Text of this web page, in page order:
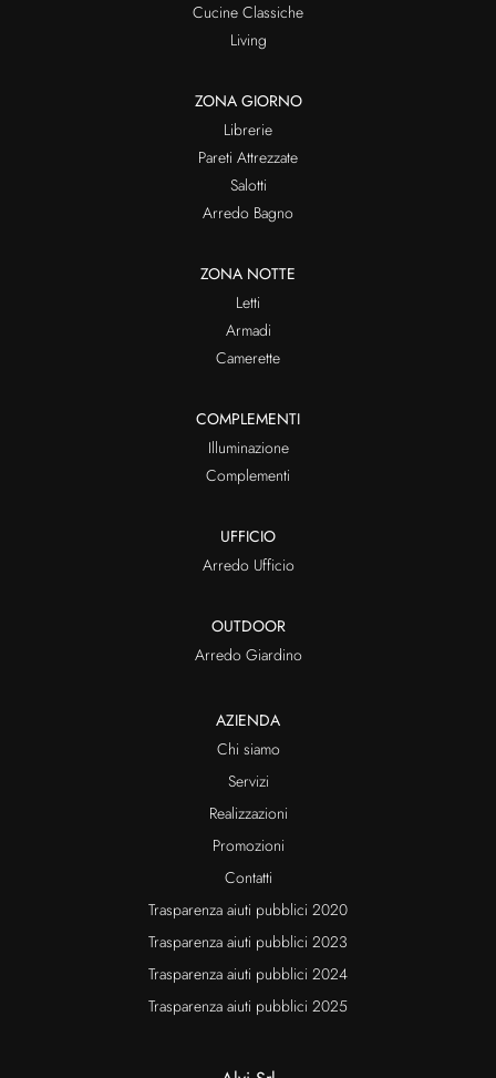
Cucine Classiche
Living
ZONA GIORNO
Librerie
Pareti Attrezzate
Salotti
Arredo Bagno
ZONA NOTTE
Letti
Armadi
Camerette
COMPLEMENTI
Illuminazione
Complementi
UFFICIO
Arredo Ufficio
OUTDOOR
Arredo Giardino
AZIENDA
Chi siamo
Servizi
Realizzazioni
Promozioni
Contatti
Trasparenza aiuti pubblici 2020
Trasparenza aiuti pubblici 2023
Trasparenza aiuti pubblici 2024
Trasparenza aiuti pubblici 2025